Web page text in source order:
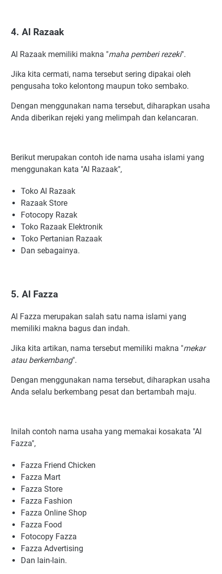
4. Al Razaak
Al Razaak memiliki makna "maha pemberi rezeki".
Jika kita cermati, nama tersebut sering dipakai oleh
pengusaha toko kelontong maupun toko sembako.
Dengan menggunakan nama tersebut, diharapkan usaha
Anda diberikan rejeki yang melimpah dan kelancaran.
Berikut merupakan contoh ide nama usaha islami yang
menggunakan kata "Al Razaak",
Toko Al Razaak
Razaak Store
Fotocopy Razak
Toko Razaak Elektronik
Toko Pertanian Razaak
Dan sebagainya.
5. Al Fazza
Al Fazza merupakan salah satu nama islami yang
memiliki makna bagus dan indah.
Jika kita artikan, nama tersebut memiliki makna "mekar
atau berkembang".
Dengan menggunakan nama tersebut, diharapkan usaha
Anda selalu berkembang pesat dan bertambah maju.
Inilah contoh nama usaha yang memakai kosakata "Al
Fazza",
Fazza Friend Chicken
Fazza Mart
Fazza Store
Fazza Fashion
Fazza Online Shop
Fazza Food
Fotocopy Fazza
Fazza Advertising
Dan lain-lain.